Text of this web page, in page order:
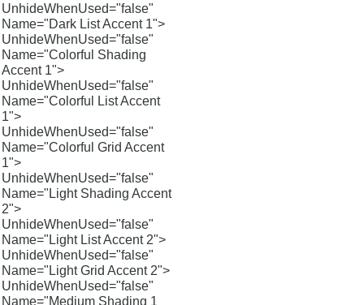
UnhideWhenUsed="false"
Name="Dark List Accent 1">
UnhideWhenUsed="false"
Name="Colorful Shading
Accent 1">
UnhideWhenUsed="false"
Name="Colorful List Accent
1">
UnhideWhenUsed="false"
Name="Colorful Grid Accent
1">
UnhideWhenUsed="false"
Name="Light Shading Accent
2">
UnhideWhenUsed="false"
Name="Light List Accent 2">
UnhideWhenUsed="false"
Name="Light Grid Accent 2">
UnhideWhenUsed="false"
Name="Medium Shading 1